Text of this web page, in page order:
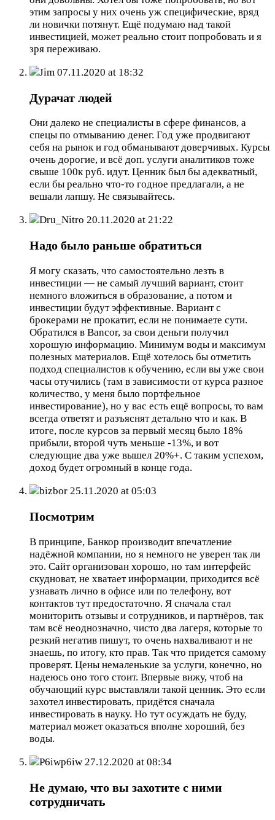
этим запросы у них очень уж специфические, вряд
ли новички потянут. Ещё подумаю над такой
инвестицией, может реально стоит попробовать и я
зря переживаю.
Jim 07.11.2020 at 18:32
Дурачат людей
Они далеко не специалисты в сфере финансов, а
спецы по отмыванию денег. Год уже продвигают
себя на рынок и год обманывают доверчивых. Курсы
очень дорогие, и всё доп. услуги аналитиков тоже
свыше 100к руб. идут. Ценник был бы адекватный,
если бы реально что-то годное предлагали, а не
вешали лапшу. Не связывайтесь.
Dru_Nitro 20.11.2020 at 21:22
Надо было раньше обратиться
Я могу сказать, что самостоятельно лезть в
инвестиции — не самый лучший вариант, стоит
немного вложиться в образование, а потом и
инвестиции будут эффективные. Вариант с
брокерами не прокатит, если не понимаете сути.
Обратился в Bancor, за свои деньги получил
хорошую информацию. Минимум воды и максимум
полезных материалов. Ещё хотелось бы отметить
подход специалистов к обучению, если вы уже свои
часы отучились (там в зависимости от курса разное
количество, у меня было портфельное
инвестирование), но у вас есть ещё вопросы, то вам
всегда ответят и разъяснят детально что и как. В
итоге, после курсов за первый месяц было 18%
прибыли, второй чуть меньше -13%, и вот
следующие два уже вышел 20%+. С таким успехом,
доход будет огромный в конце года.
bizbor 25.11.2020 at 05:03
Посмотрим
В принципе, Банкор производит впечатление
надёжной компании, но я немного не уверен так ли
это. Сайт организован хорошо, но там интерфейс
скудноват, не хватает информации, приходится всё
узнавать лично в офисе или по телефону, вот
контактов тут предостаточно. Я сначала стал
мониторить отзывы и сотрудников, и партнёров, так
там всё неоднозначно, чисто два лагеря, которые то
резкий негатив пишут, то очень нахваливают и не
знаешь, по итогу, кто прав. Так что придется самому
проверят. Цены немаленькие за услуги, конечно, но
надеюсь оно того стоит. Впервые вижу, чтоб на
обучающий курс выставляли такой ценник. Это если
захотел инвестировать, придётся сначала
инвестировать в науку. Но тут осуждать не буду,
материал может оказаться вполне хороший, без
воды.
P6iwp6iw 27.12.2020 at 08:34
Не думаю, что вы захотите с ними
сотрудничать